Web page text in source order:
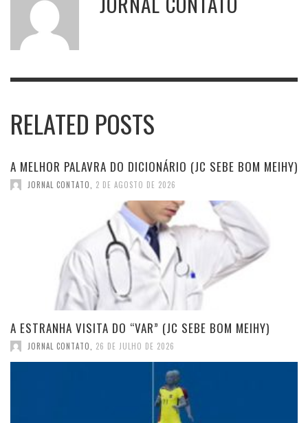
RELATED POSTS
A MELHOR PALAVRA DO DICIONÁRIO (JC SEBE BOM MEIHY)
JORNAL CONTATO 2 DE AGOSTO DE 2026
A ESTRANHA VISITA DO “VAR” (JC SEBE BOM MEIHY)
JORNAL CONTATO 26 DE JULHO DE 2026